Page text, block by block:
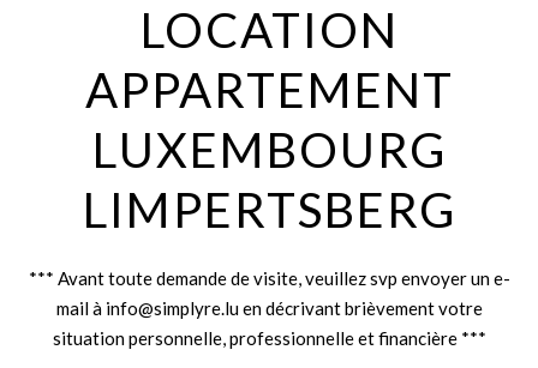
LOCATION
APPARTEMENT
LUXEMBOURG
LIMPERTSBERG
*** Avant toute demande de visite, veuillez svp envoyer un e-
mail à info@simplyre.lu en décrivant brièvement votre
situation personnelle, professionnelle et financière ***